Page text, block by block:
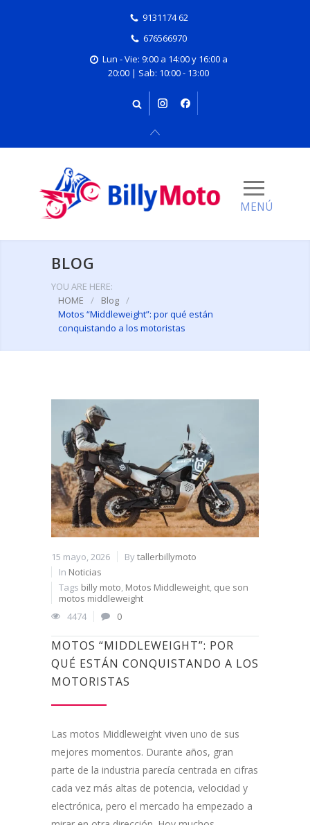
9131174 62
676566970
Lun - Vie: 9:00 a 14:00 y 16:00 a
20:00 | Sab: 10:00 - 13:00
BLOG
YOU ARE HERE:
HOME
/ Blog
/
Motos “Middleweight”: por qué están
conquistando a los motoristas
15 mayo, 2026 Bytallerbillymoto
In Noticias
Tags billy moto, Motos Middleweight, que son
motos middleweight
4474
0
MOTOS “MIDDLEWEIGHT”: POR
QUÉ ESTÁN CONQUISTANDO A LOS
MOTORISTAS
Las motos Middleweight viven uno de sus
mejores momentos. Durante años, gran
parte de la industria parecía centrada en cifras
cada vez más altas de potencia, velocidad y
electrónica, pero el mercado ha empezado a